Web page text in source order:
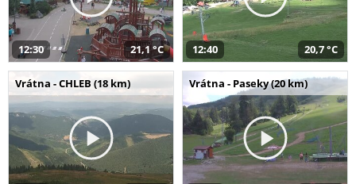
12:30 21,1 °C 12:40 20,7 °C
Vrátna - CHLEB (18 km) Vrátna - Paseky (20 km)